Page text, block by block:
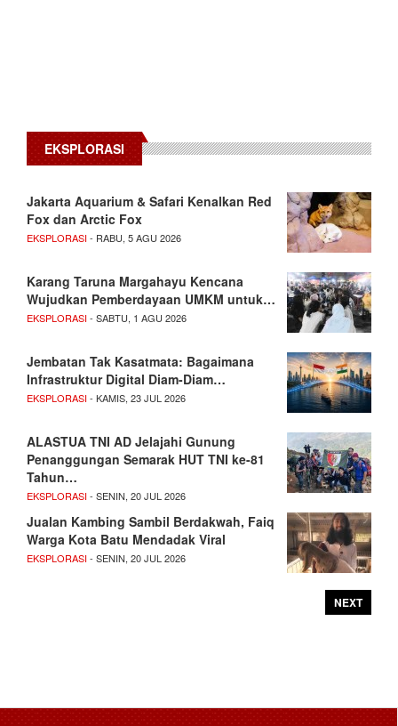
EKSPLORASI
Jakarta Aquarium & Safari Kenalkan Red
Fox dan Arctic Fox
EKSPLORASI- RABU, 5 AGU 2026
Karang Taruna Margahayu Kencana
Wujudkan Pemberdayaan UMKM untuk…
EKSPLORASI- SABTU, 1 AGU 2026
Jembatan Tak Kasatmata: Bagaimana
Infrastruktur Digital Diam-Diam…
EKSPLORASI- KAMIS, 23 JUL 2026
ALASTUA TNI AD Jelajahi Gunung
Penanggungan Semarak HUT TNI ke-81
Tahun…
EKSPLORASI- SENIN, 20 JUL 2026
Jualan Kambing Sambil Berdakwah, Faiq
Warga Kota Batu Mendadak Viral
EKSPLORASI- SENIN, 20 JUL 2026
NEXT